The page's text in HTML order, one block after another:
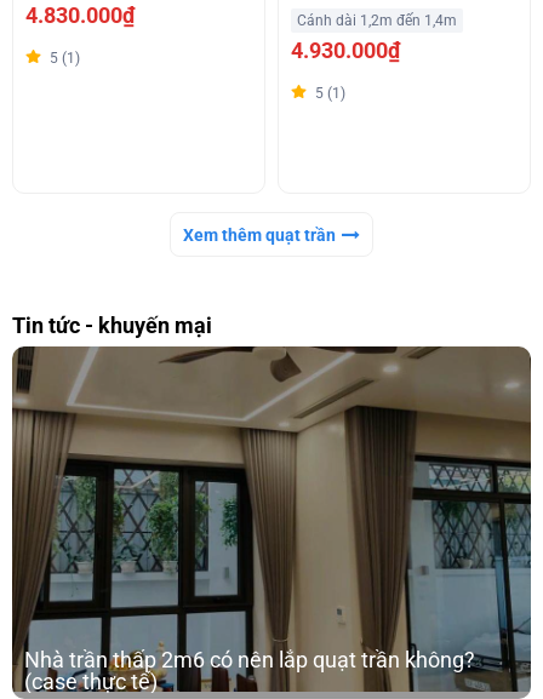
4.830.000₫
5 (1)
Cánh dài 1,2m đến 1,4m
4.930.000₫
5 (1)
Xem thêm quạt trần
Tin tức - khuyến mại
Nhà trần thấp 2m6 có nên lắp quạt trần không?
(case thực tế)